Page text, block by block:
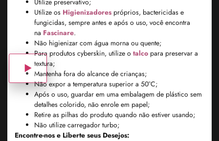
Utilize preservativo;
Utilize os Higienizadores próprios, bactericidas e
fungicidas, sempre antes e após o uso, você encontra
na Fascinare.
Não higienizar com água morna ou quente;
Para produtos cyberskin, utilize o talco para preservar a
textura;
Mantenha fora do alcance de crianças;
Não expor a temperatura superior a 50°C;
Após o uso, guardar em uma embalagem de plástico sem
detalhes colorido, não enrole em papel;
Retire as pilhas do produto quando não estiver usando;
Não utilize carregador turbo;
Encontre-nos e Liberte seus Desejos: